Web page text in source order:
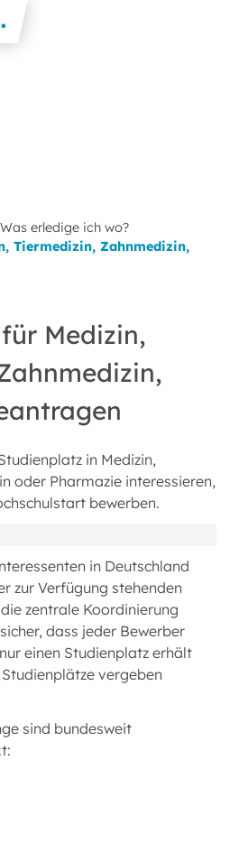
Was erledige ich wo?
Tiermedizin, Zahnmedizin,
Medizin,
in Medizin,
oder Pharmazie interessieren,
bewerben.
in Deutschland
zur Verfügung stehenden
zentrale Koordinierung
dass jeder Bewerber
einen Studienplatz erhält
vergeben
sind bundesweit